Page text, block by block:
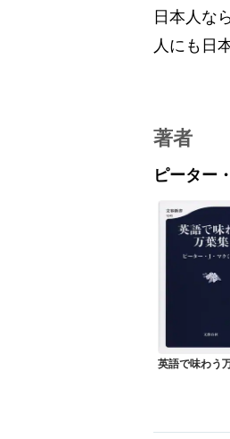
日本人な
人にも日
著者
ピーター
英語で味わう